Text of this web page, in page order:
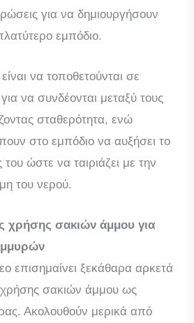
για να δημιουργήσουν
εμπόδιο.
να τοποθετούνται σε
να συνδέονται μεταξύ τους
σταθερότητα, ενώ
στο εμπόδιο να αυξήσει το
ώστε να ταιριάζει με την
του νερού.
χρήσης σακιών άμμου για
επισημαίνει ξεκάθαρα αρκετά
χρήσης σακιών άμμου ως
Ακολουθούν μερικά από